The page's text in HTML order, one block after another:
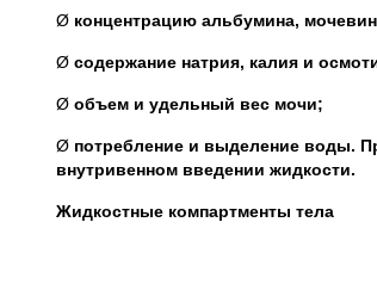
Ø концентрацию альбумина,
Ø содержание натрия, калия и
Ø объем и удельный вес мочи;
Ø потребление и выделение воды.
внутривенном введении жидкости.
Жидкостные компартменты тела